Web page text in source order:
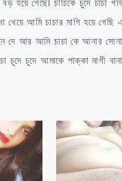
হয়ে গেছে। চাচিকে চুদে চাচা
খেয়ে আমি চাচার মাগি হয়ে
দে আর আমি চাচা কে আনার
চুদে আমাকে পাক্কা মাগী